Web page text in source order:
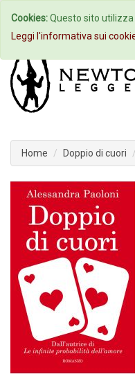
Home
Home Doppio di cuori
Cookies:Questo sito
Leggi l'informativa sui